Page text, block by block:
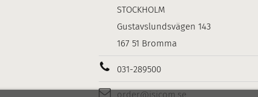
STOCKHOLM
Gustavslundsvägen 143
167 51 Bromma
031-289500
order@isicom.se